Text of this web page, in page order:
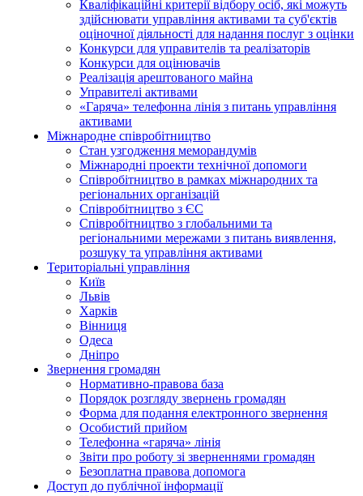
Кваліфікаційні критерії відбору осіб, які можуть
здiйснювати управління активами та суб'єктів
оціночної діяльності для надання послуг з оцінки
Конкурси для управителів та реалізаторів
Конкурси для оцінювачів
Реалізація арештованого майна
Управителі активами
«Гаряча» телефонна лінія з питань управління
активами
Міжнародне співробітництво
Стан узгодження меморандумів
Міжнародні проекти технічної допомоги
Співробітництво в рамках міжнародних та
регіональних організацій
Співробітництво з ЄС
Співробітництво з глобальними та
регіональними мережами з питань виявлення,
розшуку та управління активами
Територіальні управління
Київ
Львів
Харків
Вінниця
Одеса
Дніпро
Звернення громадян
Нормативно-правова база
Порядок розгляду звернень громадян
Форма для подання електронного звернення
Особистий прийом
Телефонна «гаряча» лінія
Звіти про роботу зі зверненнями громадян
Безоплатна правова допомога
Доступ до публічної інформації